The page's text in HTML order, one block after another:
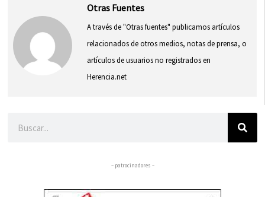
Otras Fuentes
A través de "Otras fuentes" publicamos artículos
relacionados de otros medios, notas de prensa, o
artículos de usuarios no registrados en
Herencia.net
– patrocinadores –